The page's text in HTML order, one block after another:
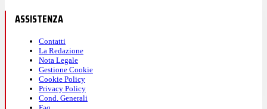
ASSISTENZA
Contatti
La Redazione
Nota Legale
Gestione Cookie
Cookie Policy
Privacy Policy
Cond. Generali